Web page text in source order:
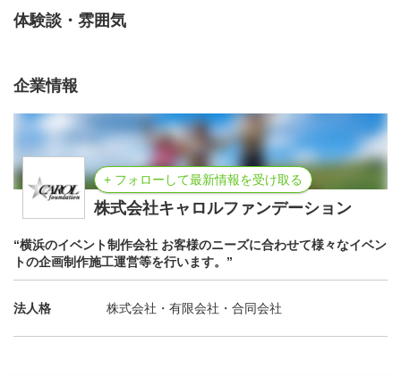
・お昼ご飯
体験談・雰囲気
企業情報
+ フォローして最新情報を受け取る
株式会社キャロルファンデーション
“横浜のイベント制作会社 お客様のニーズに合わせて様々なイベン
トの企画制作施工運営等を行います。”
法人格 株式会社・有限会社・合同会社